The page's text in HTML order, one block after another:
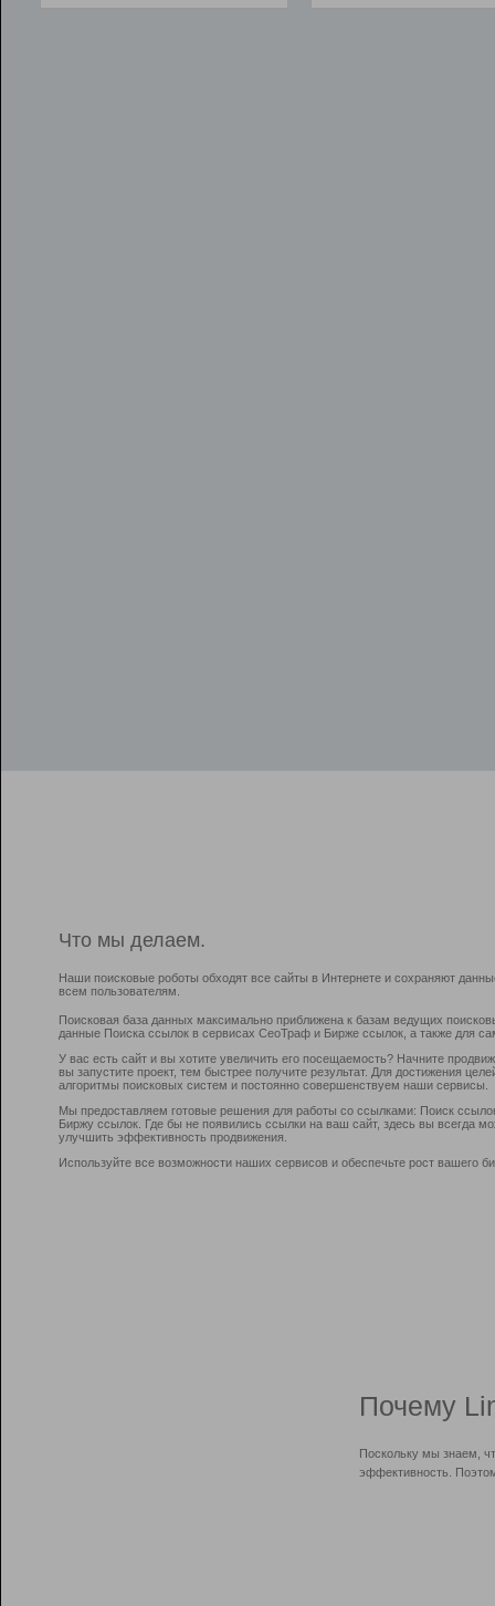
Что мы делаем.
Наши поисковые роботы обходят все сайты в Интернете и сохраняют
всем пользователям.
Поисковая база данных максимально приближена к базам ведущих
данные Поиска ссылок в сервисах СеоТраф и Бирже ссылок, а также для
У вас есть сайт и вы хотите увеличить его посещаемость? Начните
вы запустите проект, тем быстрее получите результат. Для достижения
алгоритмы поисковых систем и постоянно совершенствуем наши сервисы.
Мы предоставляем готовые решения для работы со ссылками: Поиск
Биржу ссылок. Где бы не появились ссылки на ваш сайт, здесь вы всегда
улучшить эффективность продвижения.
Используйте все возможности наших сервисов и обеспечьте рост вашего
Почему
Поскольку мы знаем,
эффективность.